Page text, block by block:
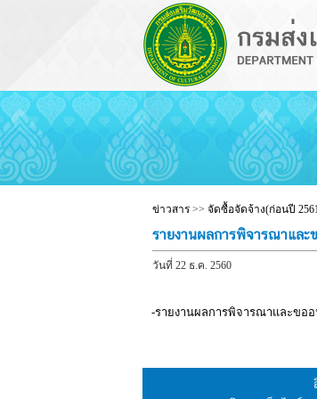
ข่าวสาร >> จัดซื้อจัดจ้าง(ก่อนปี
รายงานผลการพิจารณาแล
วันที่ 22 ธ.ค. 2560
-รายงานผลการพิจารณาและขอ